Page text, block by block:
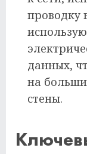
проводку
данных,
на
стены.